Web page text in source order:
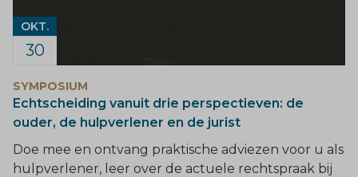
OKT.
30
SYMPOSIUM
Echtscheiding vanuit drie perspectieven: de
ouder, de hulpverlener en de jurist
Doe mee en ontvang praktische adviezen voor u als
hulpverlener, leer over de actuele rechtspraak bij